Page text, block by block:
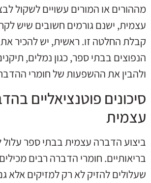
מההורים או המורים עשויים לשקול
עצמית, ישנם גורמים חשובים שיש
קבלת החלטה זו. ראשית, יש להכיר את
הנפוצים בבתי ספר, כגון נמלים,
ולהבין את ההשפעות של חומרי
סיכונים פוטנציאליים
עצמית
ביצוע הדברה עצמית בבתי ספר עלול
בריאותיים. חומרי הדברה רבים
שעלולים להזיק לא רק למזיקים אלא